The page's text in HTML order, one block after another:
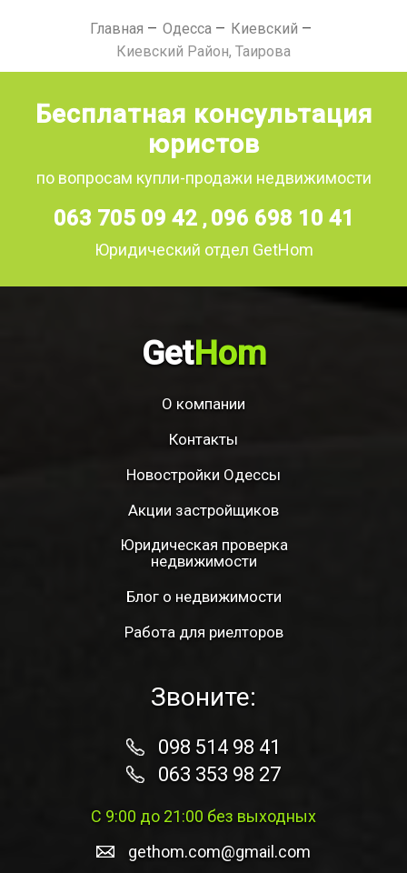
Главная Одесса
Киевский
Киевский Район, Таирова
Бесплатная консультация
юристов
по вопросам купли-продажи недвижимости
063 705 09 42 , 096 698 10 41
Юридический отдел GetHom
GetHom
О компании
Контакты
Новостройки Одессы
Акции застройщиков
Юридическая проверка
недвижимости
Блог о недвижимости
Работа для риелторов
Звоните:
098 514 98 41
063 353 98 27
С 9:00 до 21:00 без выходных
gethom.com@gmail.com